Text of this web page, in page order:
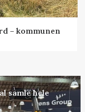
– kommunen
samle hele